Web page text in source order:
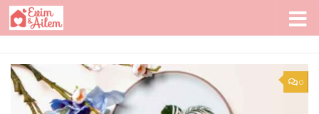
Skip to content
0